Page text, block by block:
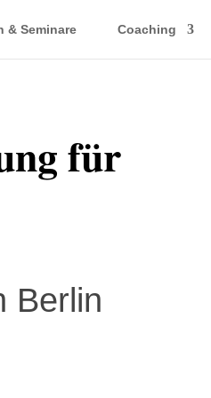
& Seminare Coaching
für
Berlin